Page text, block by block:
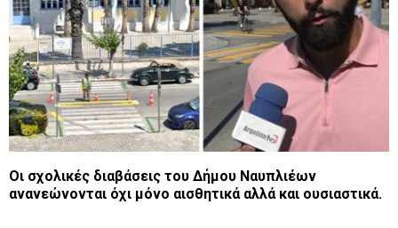
Οι σχολικές διαβάσεις του Δήμου Ναυπλιέων
ανανεώνονται όχι μόνο αισθητικά αλλά και ουσιαστικά.